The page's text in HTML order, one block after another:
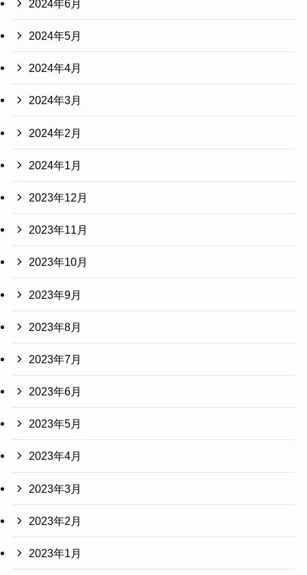
2024年6月
2024年5月
2024年4月
2024年3月
2024年2月
2024年1月
2023年12月
2023年11月
2023年10月
2023年9月
2023年8月
2023年7月
2023年6月
2023年5月
2023年4月
2023年3月
2023年2月
2023年1月